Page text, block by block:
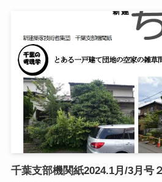
千葉支部機関紙2024.1月/3月号